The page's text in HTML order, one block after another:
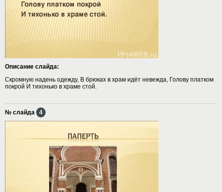
Описание слайда:
Скромную надень одежду, В брюках в храм идёт невежда, Голову платком
покрой И тихонько в храме стой.
№ слайда 4